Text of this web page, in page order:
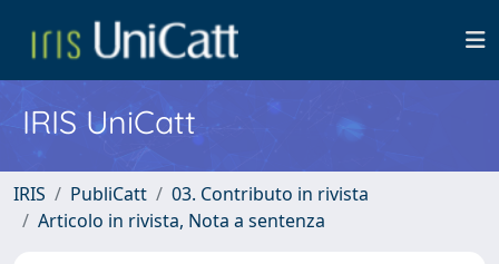
IRIS UniCatt
IRIS PubliCatt
03. Contributo in rivista
Articolo in rivista, Nota a sentenza